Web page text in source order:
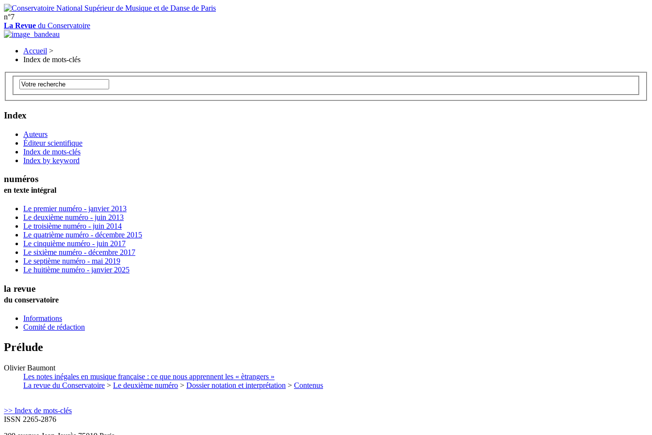
n°7
La Revue du Conservatoire
Accueil >
Index de mots-clés
Index
Auteurs
Éditeur scientifique
Index de mots-clés
Index by keyword
numéros
en texte intégral
Le premier numéro - janvier 2013
Le deuxième numéro - juin 2013
Le troisième numéro - juin 2014
Le quatrième numéro - décembre 2015
Le cinquième numéro - juin 2017
Le sixième numéro - décembre 2017
Le septième numéro - mai 2019
Le huitième numéro - janvier 2025
la revue
du conservatoire
Informations
Comité de rédaction
Prélude
Olivier Baumont
Les notes inégales en musique française : ce que nous apprennent les « ètrangers »
La revue du Conservatoire > Le deuxième numéro > Dossier notation et interprétation > Contenus
>> Index de mots-clés
ISSN 2265-2876